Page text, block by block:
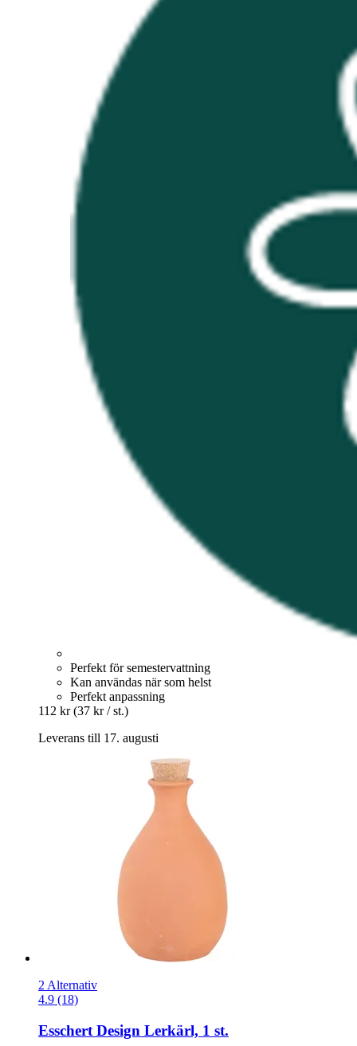
Perfekt för semestervattning
Kan användas när som helst
Perfekt anpassning
112 kr (37 kr / st.)
Leverans till 17. augusti
2 Alternativ
4.9 (18)
Esschert Design Lerkärl, 1 st.